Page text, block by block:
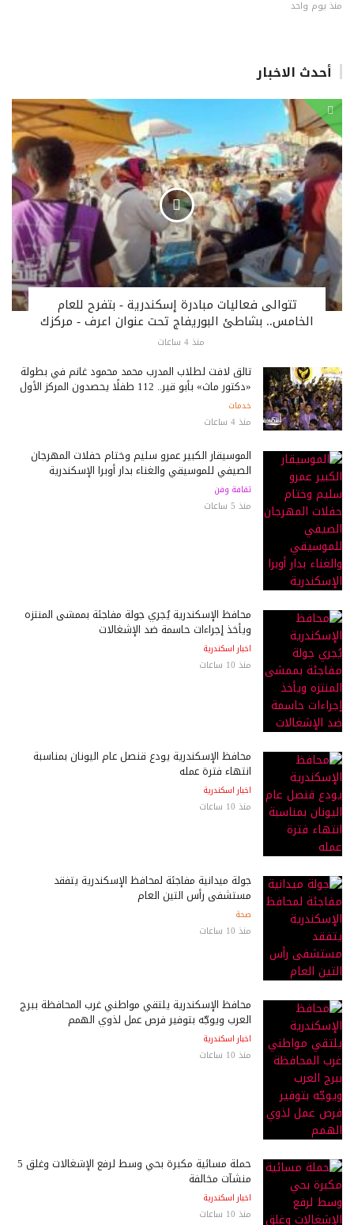
منذ يوم واحد
أحدث الاخبار
تتوالى فعاليات مبادرة إسكندرية - بتفرح للعام
الخامس.. بشاطئ البوريفاج تحت عنوان اعرف - مركزك
منذ 4 ساعات
تألق لافت لطلاب المدرب محمد محمود غانم في بطولة
«دكتور ماث» بأبو قير.. 112 طفلًا يحصدون المركز الأول
خدمات
منذ 4 ساعات
الموسيقار الكبير عمرو سليم وختام حفلات المهرجان
الصيفي للموسيقي والغناء بدار أوبرا الإسكندرية
ثقافة وفن
منذ 5 ساعات
محافظ الإسكندرية يُجري جولة مفاجئة بممشى المنتزه
ويأخذ إجراءات حاسمة ضد الإشغالات
اخبار اسكندرية
منذ 10 ساعات
محافظ الإسكندرية يودع قنصل عام اليونان بمناسبة
انتهاء فترة عمله
اخبار اسكندرية
منذ 10 ساعات
جولة ميدانية مفاجئة لمحافظ الإسكندرية يتفقد
مستشفى رأس التين العام
صحة
منذ 10 ساعات
محافظ الإسكندرية يلتقي مواطني غرب المحافظة ببرج
العرب ويوجّه بتوفير فرص عمل لذوي الهمم
اخبار اسكندرية
منذ 10 ساعات
حملة مسائية مكبرة بحي وسط لرفع الإشغالات وغلق 5
منشآت مخالفة
اخبار اسكندرية
منذ 10 ساعات